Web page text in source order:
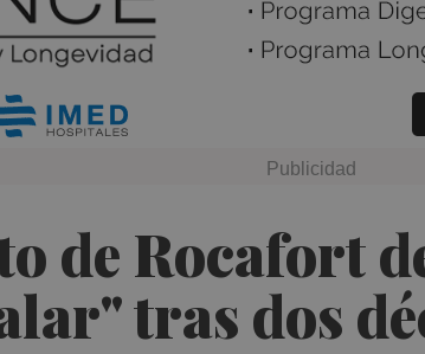
de Rocafort
tras dos